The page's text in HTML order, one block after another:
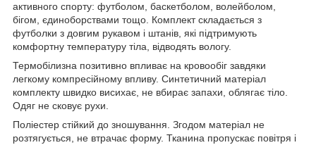
активного спорту: футболом, баскетболом, волейболом,
бігом, єдиноборствами тощо. Комплект складається з
футболки з довгим рукавом і штанів, які підтримують
комфортну температуру тіла, відводять вологу.
Термобілизна позитивно впливає на кровообіг завдяки
легкому компресійному впливу. Синтетичний матеріал
комплекту швидко висихає, не вбирає запахи, облягає тіло.
Одяг не сковує рухи.
Поліестер стійкий до зношування. Згодом матеріал не
розтягується, не втрачає форму. Тканина пропускає повітря і